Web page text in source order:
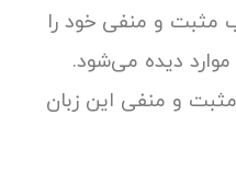
مثبت و منفی خود را
موارد دیده می‌شود.
و منفی این زبان